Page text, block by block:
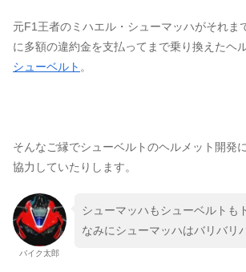
元F1王者のミハエル・シューマッハがそれま
に多額の違約金を支払ってまで乗り換えたヘ
シューベルト 。
そんなご縁でシューベルトのヘルメット開発
協力していたりします。
バイク太郎
シューマッハもシューベルトも
なみにシューマッハはバリバリ